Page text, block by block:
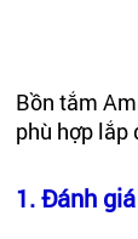
Bồn tắm
phù hợp
1. Đánh